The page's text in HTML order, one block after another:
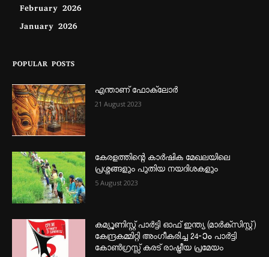
February 2026
January 2026
POPULAR POSTS
എന്താണ്‌ ഫോക്‌ലോർ
21 August 2023
കേരളത്തിന്റെ കാർഷിക മേഖലയിലെ
പ്രശ്നങ്ങളും പുതിയ നയദിശകളും
5 August 2023
കമ്യൂണിസ്റ്റ് പാർട്ടി ഓഫ് ഇന്ത്യ (മാർക്സിസ്റ്റ്)
കേന്ദ്രകമ്മിറ്റി അംഗീകരിച്ച 24‐ാം പാർട്ടി
കോൺഗ്രസ്സ് കരട് രാഷ്ട്രീയ പ്രമേയം